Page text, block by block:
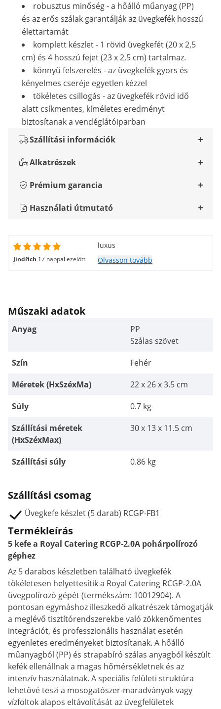
robusztus minőség - a hőálló műanyag (PP)
és az erős szálak garantálják az üvegkefék hosszú
élettartamát
komplett készlet - 1 rövid üvegkefét (20 x 2,5
cm) és 4 hosszú fejet (23 x 2,5 cm) tartalmaz.
könnyű felszerelés - az üvegkefék gyors és
kényelmes cseréje egyetlen kézzel
tökéletes csillogás - az üvegkefék rövid idő
alatt csíkmentes, kíméletes eredményt
biztosítanak a vendéglátóiparban
Szállítási információk
Alkatrészek
Prémium garancia
Használati útmutató
Jindřich 17 nappal ezelőtt
luxus
Olvasson tovább
Műszaki adatok
Anyag
PP
Szálas szövet
Szín
Fehér
Méretek (HxSzéxMa)
22 x 26 x 3.5 cm
Súly
0.7 kg
Szállítási méretek
(HxSzéxMax)
30 x 13 x 11.5 cm
Szállítási súly 0.86 kg
Szállítási csomag
Üvegkefe készlet (5 darab) RCGP-FB1
Termékleírás
5 kefe a Royal Catering RCGP-2.0A pohárpolírozó
géphez
Az 5 darabos készletben található üvegkefék
tökéletesen helyettesítik a Royal Catering RCGP-2.0A
üvegpolírozó gépét (termékszám: 10012904). A
pontosan egymáshoz illeszkedő alkatrészek támogatják
a meglévő tisztítórendszerekbe való zökkenőmentes
integrációt, és professzionális használat esetén
egyenletes eredményeket biztosítanak. A hőálló
műanyagból (PP) és strapabíró szálas anyagból készült
kefék ellenállnak a magas hőmérsékletnek és az
intenzív használatnak. A speciális felületi struktúra
lehetővé teszi a mosogatószer-maradványok vagy
vízfoltok alapos eltávolítását az üvegfelületek